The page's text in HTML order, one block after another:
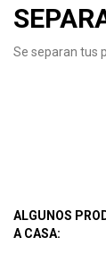
Se separan tus
ALGUNOS
A CASA: